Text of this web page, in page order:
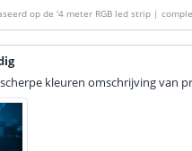
op de '4 meter RGB led strip |
kleuren omschrijving van